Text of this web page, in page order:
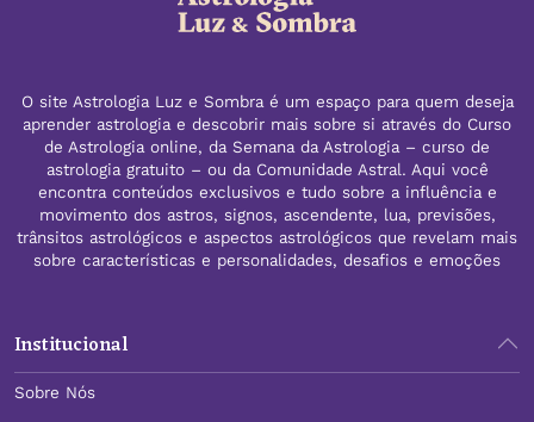
O site Astrologia Luz e Sombra é um espaço para quem deseja
aprender astrologia e descobrir mais sobre si através do Curso
de Astrologia online, da Semana da Astrologia – curso de
astrologia gratuito – ou da Comunidade Astral. Aqui você
encontra conteúdos exclusivos e tudo sobre a influência e
movimento dos astros, signos, ascendente, lua, previsões,
trânsitos astrológicos e aspectos astrológicos que revelam mais
sobre características e personalidades, desafios e emoções
Institucional
Sobre Nós